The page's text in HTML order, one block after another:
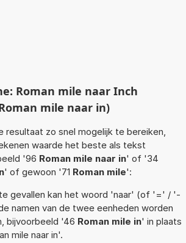
Roman mile naar Inch
mile naar in)
resultaat zo snel mogelijk te bereiken,
waarde het beste als tekst
'96 Roman mile naar in' of '34
' of gewoon '71 Roman mile':
gevallen kan het woord 'naar' (of '=' / '-
namen van de twee eenheden worden
bijvoorbeeld '46 Roman mile in' in plaats
mile naar in'.